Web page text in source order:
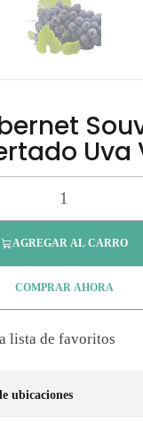
Uva
AGREGAR AL CARRO
COMPRAR AHORA
lista de favoritos
ubicaciones